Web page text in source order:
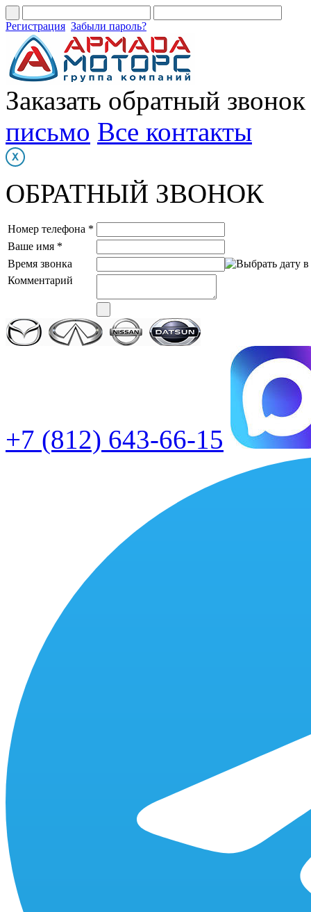
Регистрация Забыли пароль?
Заказать обратный звонок
письмо Все контакты
ОБРАТНЫЙ ЗВОНОК
Номер телефона *
Ваше имя *
Время звонка
Комментарий
+7 (812) 643-66-15